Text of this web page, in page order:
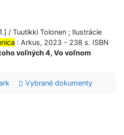
/ Tuutikki Tolonen ; Ilustrácie
: Arkus, 2023 - 238 s. ISBN
voľných 4, Vo voľnom
Vybrané dokumenty